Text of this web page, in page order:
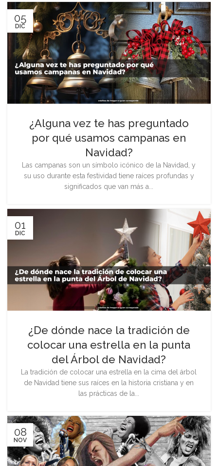
05
DIC
¿Alguna vez te has preguntado
por qué usamos campanas en
Navidad?
Las campanas son un símbolo icónico de la Navidad, y
su uso durante esta festividad tiene raíces profundas y
significados que van más a...
01
DIC
¿De dónde nace la tradición de
colocar una estrella en la punta
del Árbol de Navidad?
La tradición de colocar una estrella en la cima del árbol
de Navidad tiene sus raíces en la historia cristiana y en
las prácticas de la...
08
NOV